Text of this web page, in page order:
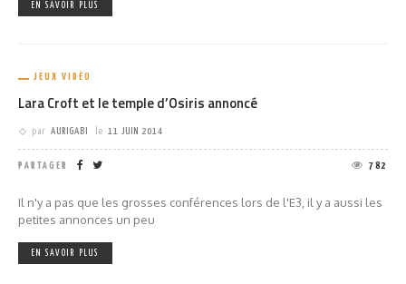
EN SAVOIR PLUS
JEUX VIDÉO
Lara Croft et le temple d’Osiris annoncé
par AURIGABI le 11 JUIN 2014
PARTAGER 782
Il n'y a pas que les grosses conférences lors de l'E3, il y a aussi les
petites annonces un peu
EN SAVOIR PLUS